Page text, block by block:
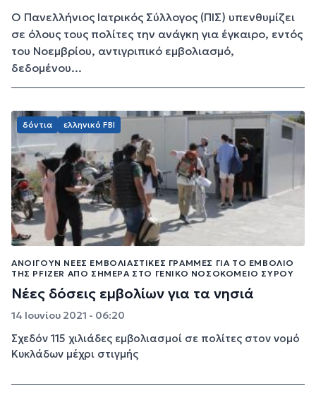
Ο Πανελλήνιος Ιατρικός Σύλλογος (ΠΙΣ) υπενθυμίζει
σε όλους τους πολίτες την ανάγκη για έγκαιρο, εντός
του Νοεμβρίου, αντιγριπικό εμβολιασμό,
δεδομένου...
δόντια ελληνικό FBI
ΑΝΟΊΓΟΥΝ ΝΈΕΣ ΕΜΒΟΛΙΑΣΤΙΚΈΣ ΓΡΑΜΜΈΣ ΓΙΑ ΤΟ ΕΜΒΌΛΙΟ
ΤΗΣ PFIZER ΑΠΌ ΣΉΜΕΡΑ ΣΤΟ ΓΕΝΙΚΌ ΝΟΣΟΚΟΜΕΊΟ ΣΎΡΟΥ
Νέες δόσεις εμβολίων για τα νησιά
14 Ιουνίου 2021 - 06:20
Σχεδόν 115 χιλιάδες εμβολιασμοί σε πολίτες στον νομό
Κυκλάδων μέχρι στιγμής